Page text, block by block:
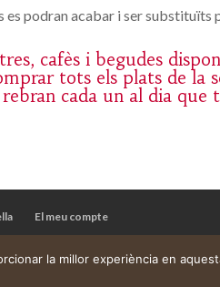
es podran acabar i ser substituïts
cafès i begudes
tots els plats de la
rebran cada un al dia que
El meu compte
DeMomentSomTres
la millor experiència en